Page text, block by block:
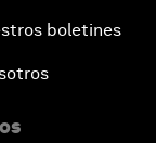
boletines